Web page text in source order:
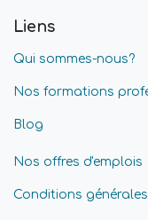
Liens
Qui sommes-nous?
Nos formations
Blog
Nos offres d'emplois
Conditions générales